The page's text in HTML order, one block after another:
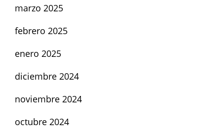
marzo 2025
febrero 2025
enero 2025
diciembre 2024
noviembre 2024
octubre 2024